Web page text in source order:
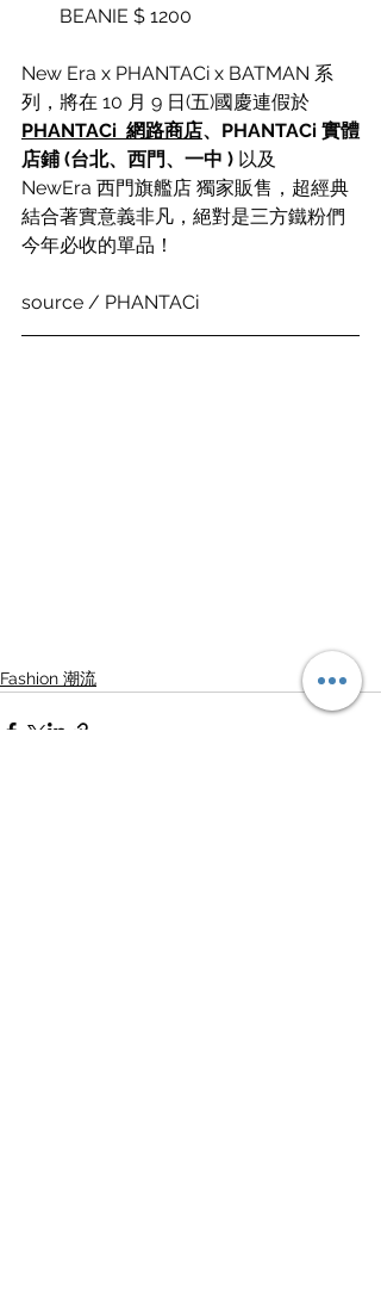
BEANIE $ 1200
New Era x PHANTACi x BATMAN 系
列，將在 10 月 9 日(五)國慶連假於
PHANTACi  網路商店、PHANTACi 實體
店鋪 (台北、西門、一中 ) 以及
NewEra 西門旗艦店 獨家販售，超經典
結合著實意義非凡，絕對是三方鐵粉們
今年必收的單品！
source / PHANTACi
Fashion 潮流